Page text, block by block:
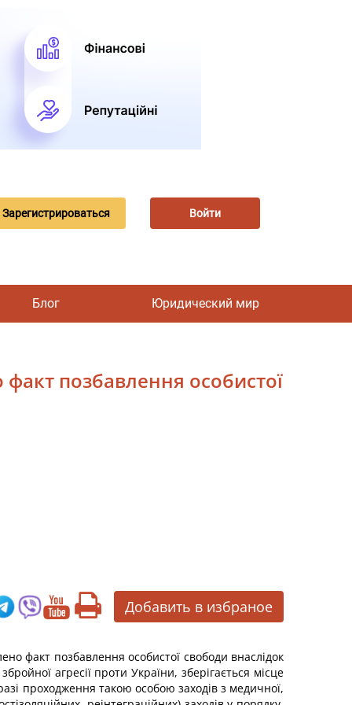
Зарегистрироваться Войти
Блог Юридический мир
факт позбавлення особистої
Добавить в избраное
факт позбавлення особистої свободи внаслідок
агресії проти України, зберігається місце
проходження такою особою заходів з медичної,